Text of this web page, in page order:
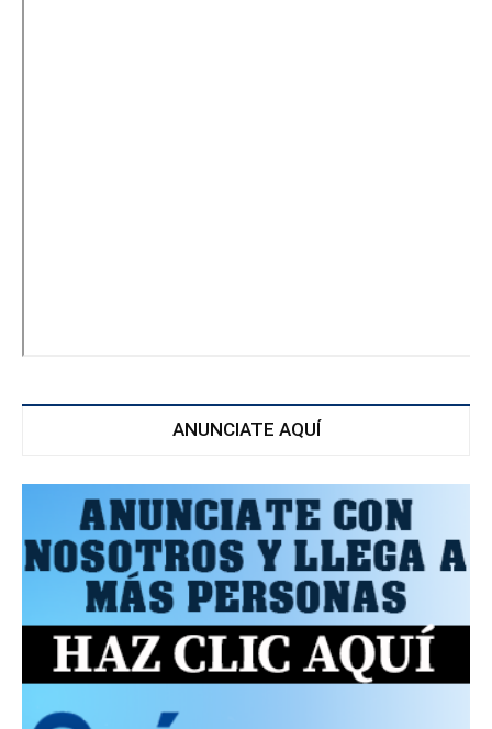
ANUNCIATE AQUÍ